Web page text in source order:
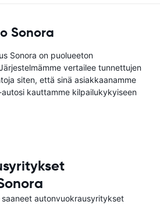
Sonora
Sonora on puolueeton
vertailee tunnettujen
siten, että sinä asiakkaanamme
kauttamme kilpailukykyiseen
autonvuokrausyritykset